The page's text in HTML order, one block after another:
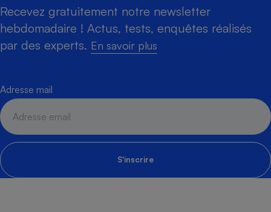
Recevez gratuitement notre newsletter
hebdomadaire ! Actus, tests, enquêtes réalisés
par des experts. En savoir plus
Adresse mail
S'inscrire